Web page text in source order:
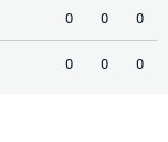
0 0 0
0 0 0